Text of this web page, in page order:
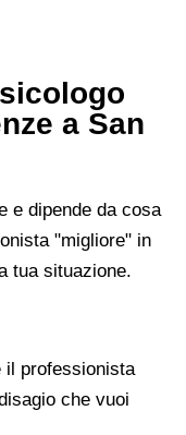
a San
e dipende da cosa
"migliore" in
tua situazione.
il professionista
che vuoi